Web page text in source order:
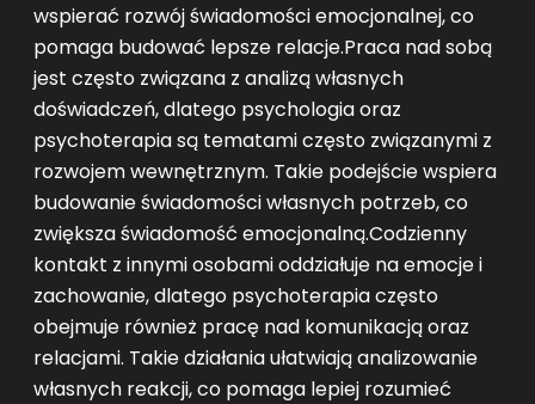
wspierać rozwój świadomości emocjonalnej, co
pomaga budować lepsze relacje.Praca nad sobą
jest często związana z analizą własnych
doświadczeń, dlatego psychologia oraz
psychoterapia są tematami często związanymi z
rozwojem wewnętrznym. Takie podejście wspiera
budowanie świadomości własnych potrzeb, co
zwiększa świadomość emocjonalną.Codzienny
kontakt z innymi osobami oddziałuje na emocje i
zachowanie, dlatego psychoterapia często
obejmuje również pracę nad komunikacją oraz
relacjami. Takie działania ułatwiają analizowanie
własnych reakcji, co pomaga lepiej rozumieć